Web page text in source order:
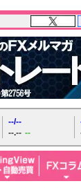
--/--
--.-- --